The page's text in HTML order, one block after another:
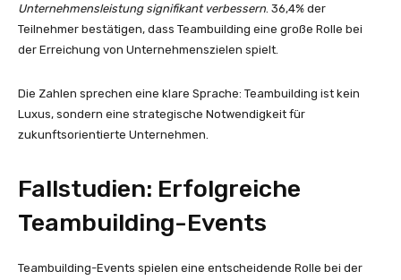
Unternehmensleistung signifikant verbessern . 36,4% der
Teilnehmer bestätigen, dass Teambuilding eine große Rolle bei
der Erreichung von Unternehmenszielen spielt.
Die Zahlen sprechen eine klare Sprache: Teambuilding ist kein
Luxus, sondern eine strategische Notwendigkeit für
zukunftsorientierte Unternehmen.
Fallstudien: Erfolgreiche
Teambuilding-Events
Teambuilding-Events spielen eine entscheidende Rolle bei der